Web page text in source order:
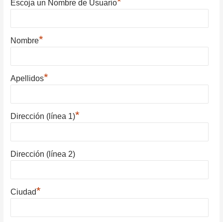
Escoja un Nombre de Usuario
Nombre*
Apellidos*
Dirección (línea 1)*
Dirección (línea 2)
Ciudad*